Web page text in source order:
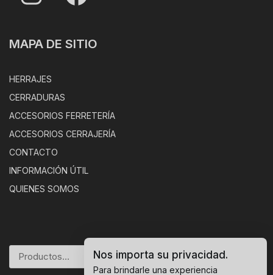
MAPA DE SITIO
HERRAJES
CERRADURAS
ACCESORIOS FERRETERÍA
ACCESORIOS CERRAJERÍA
CONTACTO
INFORMACIÓN ÚTIL
QUIENES SOMOS
BUSCAR
Nos importa su privacidad.
Para brindarle una experiencia